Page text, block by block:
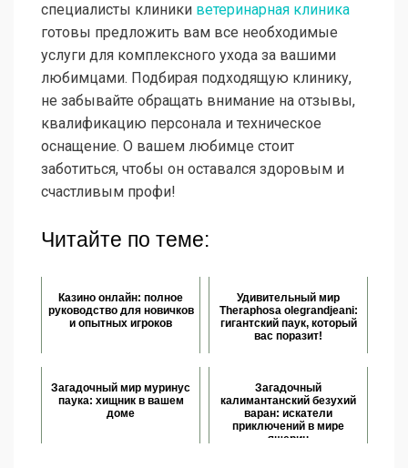
специалисты клиники ветеринарная клиника
готовы предложить вам все необходимые
услуги для комплексного ухода за вашими
любимцами. Подбирая подходящую клинику,
не забывайте обращать внимание на отзывы,
квалификацию персонала и техническое
оснащение. О вашем любимце стоит
заботиться, чтобы он оставался здоровым и
счастливым профи!
Читайте по теме:
Казино онлайн: полное
руководство для новичков
и опытных игроков
Удивительный мир
Theraphosa olegrandjeani:
гигантский паук, который
вас поразит!
Загадочный мир муринус
паука: хищник в вашем
доме
Загадочный
калимантанский безухий
варан: искатели
приключений в мире
ящериц